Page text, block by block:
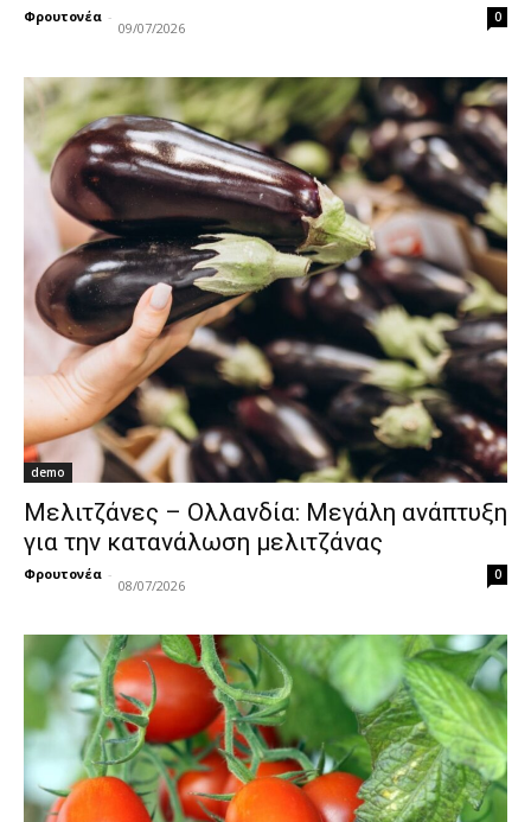
Φρουτονέα -
09/07/2026
0
demo
Μελιτζάνες – Ολλανδία: Μεγάλη ανάπτυξη
για την κατανάλωση μελιτζάνας
Φρουτονέα -
08/07/2026
0